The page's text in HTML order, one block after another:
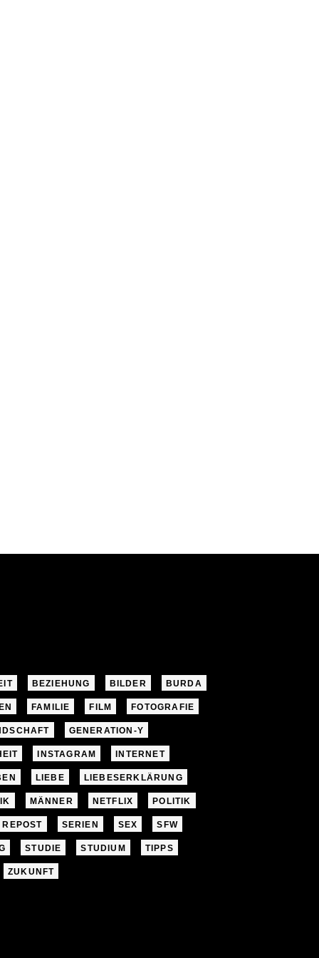
BEZIEHUNG BILDER BURDA
FAMILIE FILM FOTOGRAFIE
GENERATION-Y
INSTAGRAM INTERNET
LIEBE LIEBESERKLÄRUNG
MÄNNER NETFLIX POLITIK
REPOST SERIEN SEX SFW
STUDIE STUDIUM TIPPS
ZUKUNFT